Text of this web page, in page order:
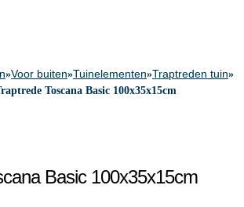
»Voor buiten»Tuinelementen»Traptreden tuin»
Toscana Basic 100x35x15cm
Basic 100x35x15cm